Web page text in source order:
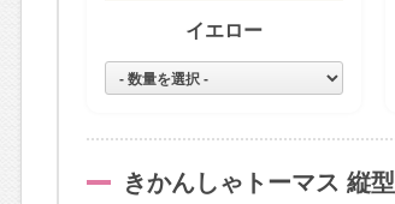
イエロー
きかんしゃトーマス 縦型